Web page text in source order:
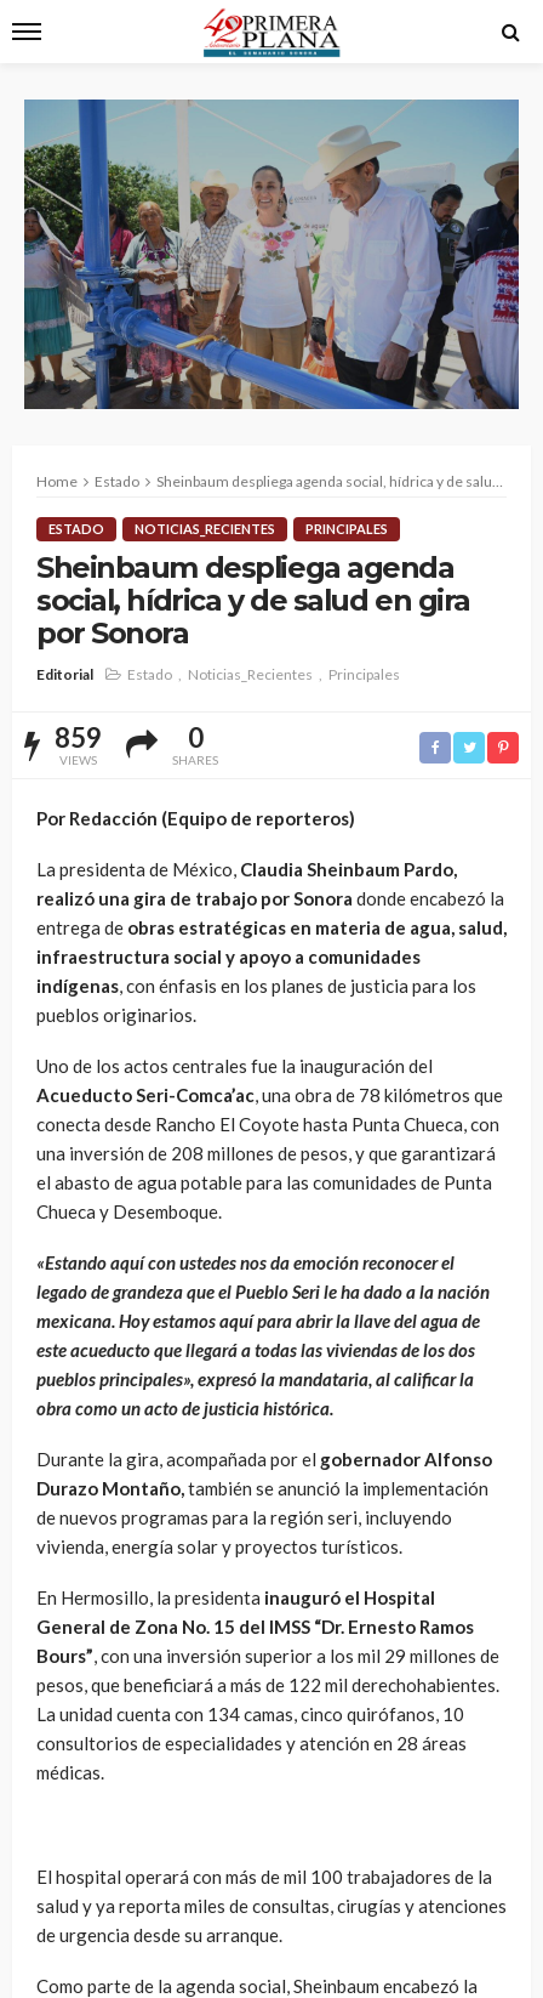
Home Estado Sheinbaum despliega agenda social, hídrica y de salud en gira por Sonora
ESTADO NOTICIAS_RECIENTES PRINCIPALES
Sheinbaum despliega agenda
social, hídrica y de salud en gira
por Sonora
Editorial Estado Noticias_Recientes Principales
859
VIEWS
0
SHARES
Por Redacción (Equipo de reporteros)
La presidenta de México, Claudia Sheinbaum Pardo,
realizó una gira de trabajo por Sonora donde encabezó la
entrega de obras estratégicas en materia de agua, salud,
infraestructura social y apoyo a comunidades
indígenas, con énfasis en los planes de justicia para los
pueblos originarios.
Uno de los actos centrales fue la inauguración del
Acueducto Seri-Comca’ac, una obra de 78 kilómetros que
conecta desde Rancho El Coyote hasta Punta Chueca, con
una inversión de 208 millones de pesos, y que garantizará
el abasto de agua potable para las comunidades de Punta
Chueca y Desemboque.
«Estando aquí con ustedes nos da emoción reconocer el
legado de grandeza que el Pueblo Seri le ha dado a la nación
mexicana. Hoy estamos aquí para abrir la llave del agua de
este acueducto que llegará a todas las viviendas de los dos
pueblos principales», expresóla mandataria, al calificar la
obra como un acto de justicia histórica.
Durante la gira, acompañada por el gobernadorAlfonso
Durazo Montaño,también se anunció la implementación
de nuevos programas para la región seri, incluyendo
vivienda, energía solar y proyectos turísticos.
En Hermosillo, la presidenta inauguró el Hospital
General de Zona No. 15 del IMSS “Dr. Ernesto Ramos
Bours”, con una inversión superior a los mil 29 millones de
pesos, que beneficiará a más de 122 mil derechohabientes.
La unidad cuenta con 134 camas, cinco quirófanos, 10
consultorios de especialidades y atención en 28 áreas
médicas.
El hospital operará con más de mil 100 trabajadores de la
salud y ya reporta miles de consultas, cirugías y atenciones
de urgencia desde su arranque.
Como parte de la agenda social, Sheinbaum encabezó la